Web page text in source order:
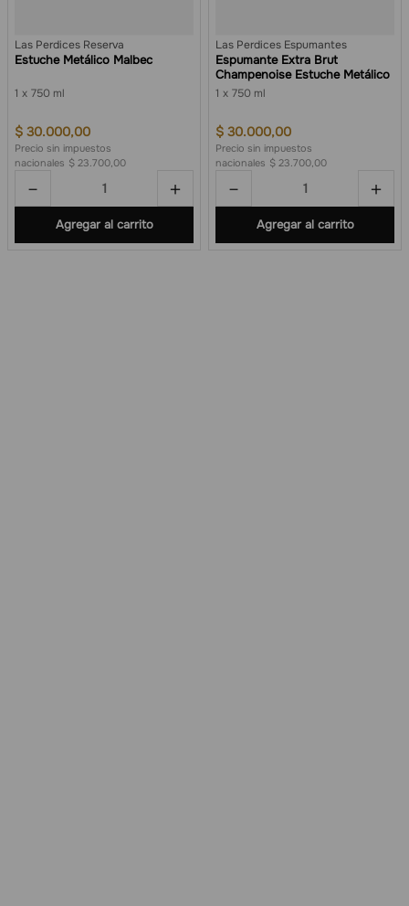
Las Perdices Reserva
Estuche Metálico Malbec
1 750 ml
$ 30.000,00
Precio sin impuestos
nacionales $ 23.700,00
＋
－
Agregar al carrito
Las Perdices Espumantes
Espumante Extra Brut
Champenoise Estuche Metálico
1 750 ml
$ 30.000,00
Precio sin impuestos
nacionales $ 23.700,00
＋
－
Agregar al carrito